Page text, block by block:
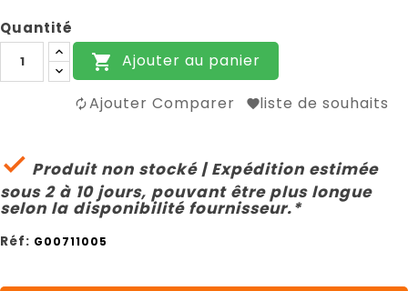
Quantité
 Ajouter au panier
Ajouter Comparer liste de souhaits
 Produit non stocké | Expédition estimée
sous 2 à 10 jours, pouvant être plus longue
selon la disponibilité fournisseur.*
Réf: G00711005